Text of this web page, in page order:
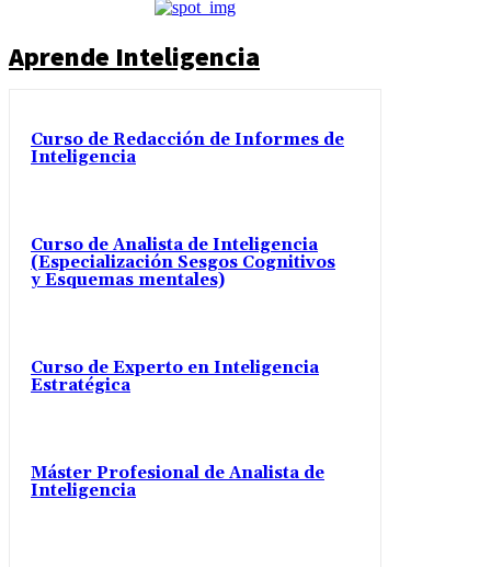
Aprende Inteligencia
Curso de Redacción de Informes de
Inteligencia
Curso de Analista de Inteligencia
(Especialización Sesgos Cognitivos
y Esquemas mentales)
Curso de Experto en Inteligencia
Estratégica
Máster Profesional de Analista de
Inteligencia